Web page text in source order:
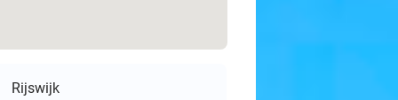
Rijswijk